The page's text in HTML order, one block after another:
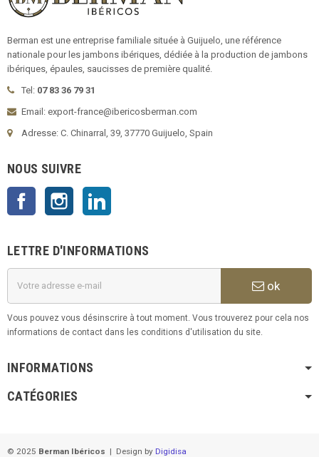
Berman est une entreprise familiale située à Guijuelo, une référence
nationale pour les jambons ibériques, dédiée à la production de jambons
ibériques, épaules, saucisses de première qualité.
Tel: 07 83 36 79 31
Email: export-france@ibericosberman.com
Adresse: C. Chinarral, 39, 37770 Guijuelo, Spain
NOUS SUIVRE
Facebook Instagram
LETTRE D'INFORMATIONS
ok
Vous pouvez vous désinscrire à tout moment. Vous trouverez pour cela nos
informations de contact dans les conditions d'utilisation du site.
INFORMATIONS
CATÉGORIES
© 2025 Berman Ibéricos | Design by Digidisa